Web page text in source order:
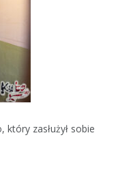
zasłużył sobie